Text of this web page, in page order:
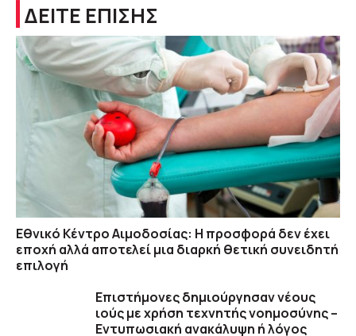
ΔΕΙΤΕ ΕΠΙΣΗΣ
Εθνικό Κέντρο Αιμοδοσίας: H προσφορά δεν έχει
εποχή αλλά αποτελεί μια διαρκή θετική συνειδητή
επιλογή
Επιστήμονες δημιούργησαν νέους
ιούς με χρήση τεχνητής νοημοσύνης –
Εντυπωσιακή ανακάλυψη ή λόγος